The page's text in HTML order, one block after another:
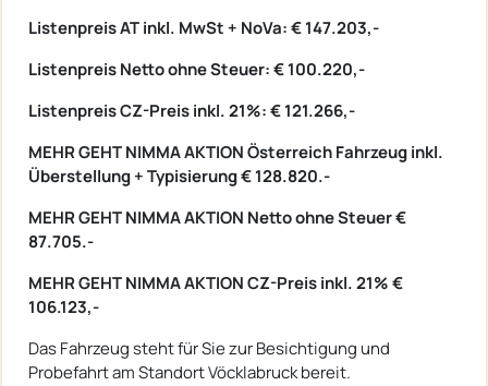
Listenpreis AT inkl. MwSt + NoVa: € 147.203,-
Listenpreis Netto ohne Steuer: € 100.220,-
Listenpreis CZ-Preis inkl. 21%: € 121.266,-
MEHR GEHT NIMMA AKTION Österreich Fahrzeug inkl.
Überstellung + Typisierung € 128.820.-
MEHR GEHT NIMMA AKTION Netto ohne Steuer €
87.705.-
MEHR GEHT NIMMA AKTION CZ-Preis inkl. 21% €
106.123,-
Das Fahrzeug steht für Sie zur Besichtigung und
Probefahrt am Standort Vöcklabruck bereit.